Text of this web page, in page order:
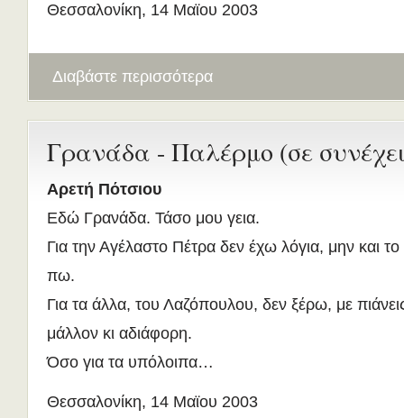
Θεσσαλονίκη, 14 Μαϊου 2003
Διαβάστε περισσότερα
Γρανάδα - Παλέρμο (σε
Αρετή Πότσιου
Εδώ Γρανάδα. Τάσο μου γεια.
Για την Αγέλαστο Πέτρα δεν έχω λόγια, μην και
πω.
Για τα άλλα, του Λαζόπουλου, δεν ξέρω, με
μάλλον κι αδιάφορη.
Όσο για τα υπόλοιπα…
Θεσσαλονίκη, 14 Μαϊου 2003